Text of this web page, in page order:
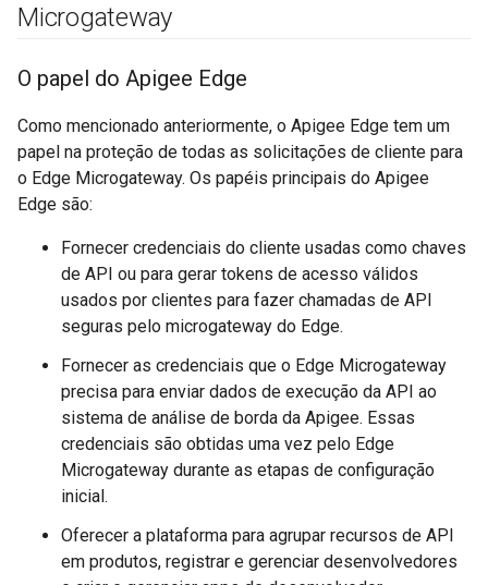
Microgateway
O papel do Apigee Edge
Como mencionado anteriormente, o Apigee Edge tem um
papel na proteção de todas as solicitações de cliente para
o Edge Microgateway. Os papéis principais do Apigee
Edge são:
Fornecer credenciais do cliente usadas como chaves
de API ou para gerar tokens de acesso válidos
usados por clientes para fazer chamadas de API
seguras pelo microgateway do Edge.
Fornecer as credenciais que o Edge Microgateway
precisa para enviar dados de execução da API ao
sistema de análise de borda da Apigee. Essas
credenciais são obtidas uma vez pelo Edge
Microgateway durante as etapas de configuração
inicial.
Oferecer a plataforma para agrupar recursos de API
em produtos, registrar e gerenciar desenvolvedores